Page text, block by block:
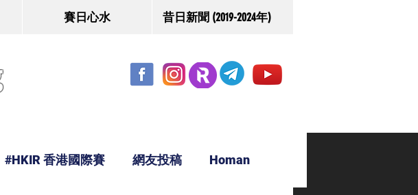
賽日心水 昔日新聞 (2019-2024年)
#HKIR 香港國際賽 網友投稿 Homan